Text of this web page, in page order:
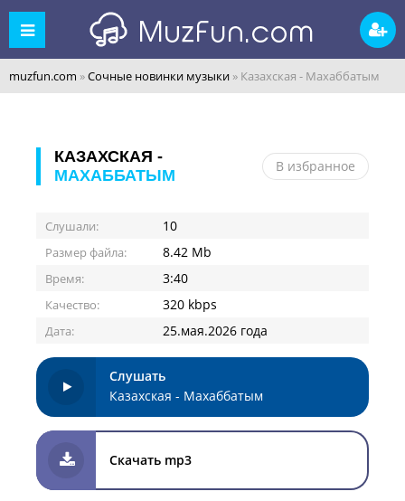
muzfun.com »Сочные новинки музыки » Казахская - Махаббатым
КАЗАХСКАЯ -
МАХАББАТЫМ
В избранное
Слушали: 10
Размер файла: 8.42 Mb
Время: 3:40
Качество: 320 kbps
Дата: 25.мая.2026 года
Слушать
Казахская - Махаббатым
Скачать mp3